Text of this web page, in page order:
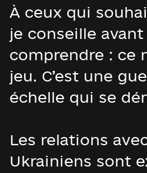
À ceux qui
je conseille
comprendre : ce
jeu. C’est une
échelle qui se
Les relations
Ukrainiens sont